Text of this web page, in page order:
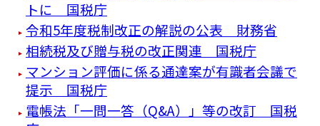
トに 国税庁
令和5年度税制改正の解説の公表 財務省
相続税及び贈与税の改正関連 国税庁
マンション評価に係る通達案が有識者会議で
提示 国税庁
電帳法「一問一答（Q&A）」等の改訂 国税